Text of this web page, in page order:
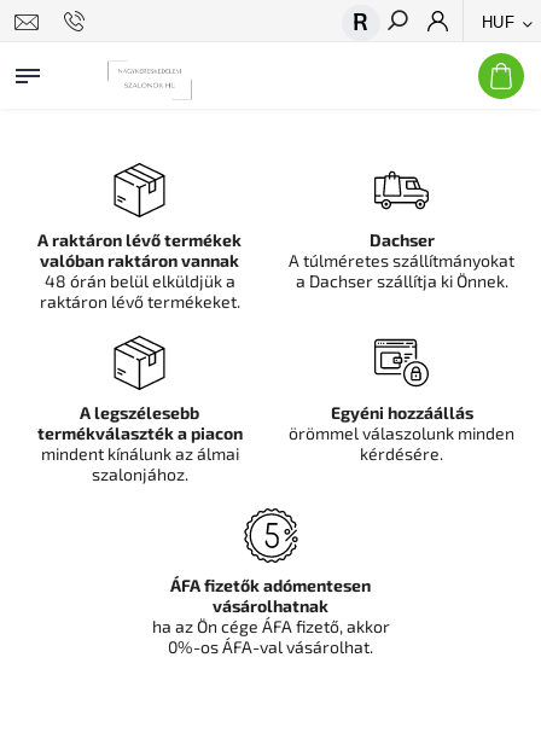
HUF
Keresés
A raktáron lévő termékek
valóban raktáron vannak
48 órán belül elküldjük a
raktáron lévő termékeket.
Dachser
A túlméretes szállítmányokat
a Dachser szállítja ki Önnek.
A legszélesebb
termékválaszték a piacon
mindent kínálunk az álmai
szalonjához.
Egyéni hozzáállás
örömmel válaszolunk minden
kérdésére.
ÁFA fizetők adómentesen
vásárolhatnak
ha az Ön cége ÁFA fizető, akkor
0%-os ÁFA-val vásárolhat.